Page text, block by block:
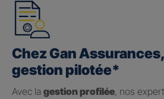
Chez Gan
gestion pilotée*
Avec la gestion profilée, nos